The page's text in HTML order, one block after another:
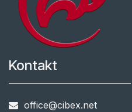
Kontakt
office@cibex.net